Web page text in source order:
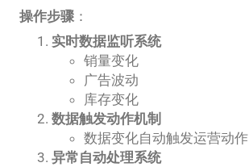
操作步骤 ：
实时数据监听系统
销量变化
广告波动
库存变化
数据触发动作机制
数据变化自动触发运营动作
异常自动处理系统